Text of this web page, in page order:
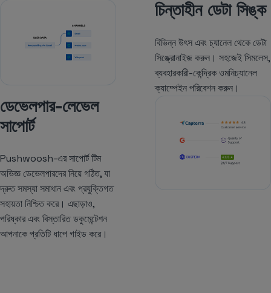
চিন্তাহীন ডেটা সিঙ্ক
বিভিন্ন উৎস এবং চ্যানেল থেকে ডেটা
সিঙ্ক্রোনাইজ করুন। সহজেই সিমলেস,
ব্যবহারকারী-কেন্দ্রিক ওমনিচ্যানেল
ক্যাম্পেইন পরিবেশন করুন।
ডেভেলপার-লেভেল
সাপোর্ট
Pushwoosh-এর সাপোর্ট টিম
অভিজ্ঞ ডেভেলপারদের নিয়ে গঠিত, যা
দ্রুত সমস্যা সমাধান এবং প্রযুক্তিগত
সহায়তা নিশ্চিত করে। এছাড়াও,
পরিষ্কার এবং বিস্তারিত ডকুমেন্টেশন
আপনাকে প্রতিটি ধাপে গাইড করে।